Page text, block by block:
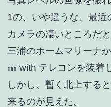
1の、いや違うな、最近
カメラの凄いところだと
三浦のホームマリーナ
㎜ with テレコンを装着
しかし、暫く北上する
来るのが見えた。